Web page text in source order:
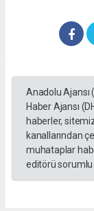
Anadolu Ajansı
Haber Ajansı
haberler,
kanallarından
muhataplar
editörü sorumlu